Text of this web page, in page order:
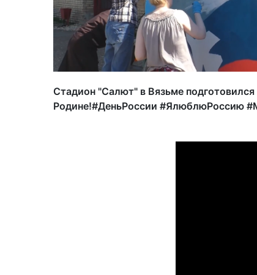
Стадион "Салют" в Вязьме
Родине!#ДеньРоссии #ЯлюблюРоссию